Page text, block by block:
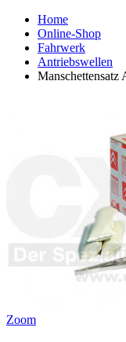
Home
Online-Shop
Fahrwerk
Antriebswellen
Zoom